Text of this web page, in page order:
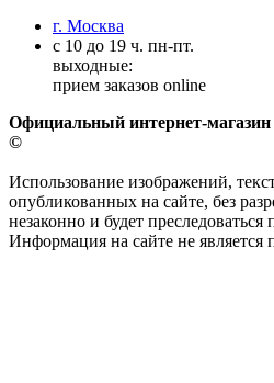
г. Москва
с 10 до 19 ч. пн-пт.
выходные:
прием заказов online
Официальный интернет-магазин
©
Использование изображений,
опубликованных на сайте, без
незаконно и будет преследоваться
Информация на сайте не является